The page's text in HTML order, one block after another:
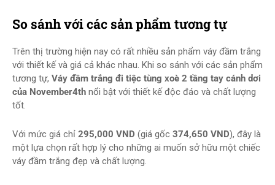
So sánh với các sản phẩm tương tự
Trên thị trường hiện nay có rất nhiều sản phẩm váy đầm trắng
với thiết kế và giá cả khác nhau. Khi so sánh với các sản phẩm
tương tự, Váy đầm trắng đi tiệc tùng xoè 2 tầng tay cánh dơi
của November4th nổi bật với thiết kế độc đáo và chất lượng
tốt.
Với mức giá chỉ 295,000 VND (giá gốc 374,650 VND), đây là
một lựa chọn rất hợp lý cho những ai muốn sở hữu một chiếc
váy đầm trắng đẹp và chất lượng.